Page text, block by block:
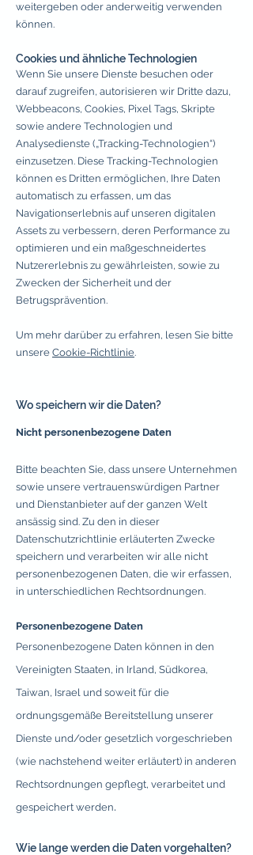
weitergeben oder anderweitig verwenden
können.
Cookies und ähnliche Technologien
Wenn Sie unsere Dienste besuchen oder
darauf zugreifen, autorisieren wir Dritte dazu,
Webbeacons, Cookies, Pixel Tags, Skripte
sowie andere Technologien und
Analysedienste („Tracking-Technologien“)
einzusetzen. Diese Tracking-Technologien
können es Dritten ermöglichen, Ihre Daten
automatisch zu erfassen, um das
Navigationserlebnis auf unseren digitalen
Assets zu verbessern, deren Performance zu
optimieren und ein maßgeschneidertes
Nutzererlebnis zu gewährleisten, sowie zu
Zwecken der Sicherheit und der
Betrugsprävention.
Um mehr darüber zu erfahren, lesen Sie bitte
unsere Cookie-Richtlinie.
Wo speichern wir die Daten?
Nicht personenbezogene Daten
Bitte beachten Sie, dass unsere Unternehmen
sowie unsere vertrauenswürdigen Partner
und Dienstanbieter auf der ganzen Welt
ansässig sind. Zu den in dieser
Datenschutzrichtlinie erläuterten Zwecke
speichern und verarbeiten wir alle nicht
personenbezogenen Daten, die wir erfassen,
in unterschiedlichen Rechtsordnungen.
Personenbezogene Daten
Personenbezogene Daten können in den
Vereinigten Staaten, in Irland, Südkorea,
Taiwan, Israel und soweit für die
ordnungsgemäße Bereitstellung unserer
Dienste und/oder gesetzlich vorgeschrieben
(wie nachstehend weiter erläutert) in anderen
Rechtsordnungen gepflegt, verarbeitet und
gespeichert werden.
Wie lange werden die Daten vorgehalten?